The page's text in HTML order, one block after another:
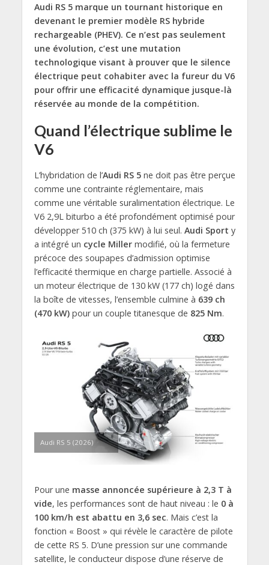
Audi RS 5 marque un tournant historique en
devenant le premier modèle RS hybride
rechargeable (PHEV). Ce n’est pas seulement
une évolution, c’est une mutation
technologique visant à prouver que le silence
électrique peut cohabiter avec la fureur du V6
pour offrir une efficacité dynamique jusque-là
réservée au monde de la compétition.
Quand l’électrique sublime le
V6
L’hybridation de l’Audi RS 5 ne doit pas être perçue
comme une contrainte réglementaire, mais
comme une véritable suralimentation électrique. Le
V6 2,9L biturbo a été profondément optimisé pour
développer 510 ch (375 kW) à lui seul. Audi Sport y
a intégré un cycle Millermodifié, où la fermeture
précoce des soupapes d’admission optimise
l’efficacité thermique en charge partielle. Associé à
un moteur électrique de 130 kW (177 ch) logé dans
la boîte de vitesses, l’ensemble culmine à 639 ch
(470 kW)pour un couple titanesque de 825 Nm.
Audi RS 5 (2026)
Pour une masse annoncée supérieure à 2,3 T à
vide, les performances sont de haut niveau : le 0 à
100 km/h est abattu en 3,6 sec. Mais c’est la
fonction « Boost » qui révèle le caractère de pilote
de cette RS 5. D’une pression sur une commande
satellite, le conducteur dispose d’une réserve de